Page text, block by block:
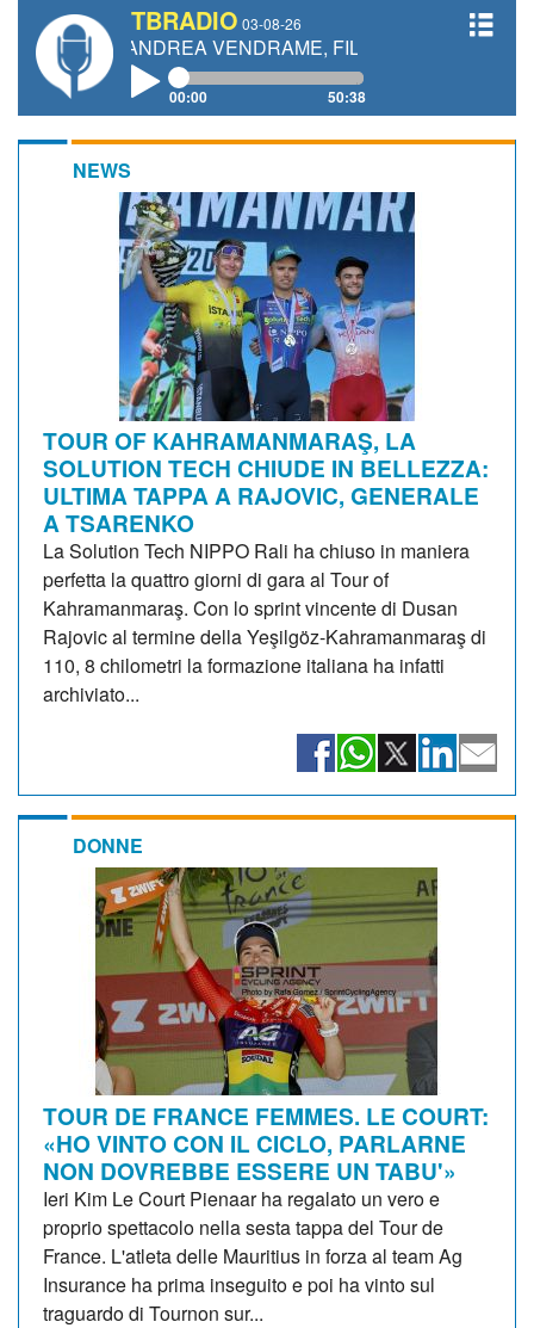
TBRADIO 03-08-26
ANDREA VENDRAME, FILIPPO FIORELLI
00:00 50:38
NEWS
TOUR OF KAHRAMANMARAŞ, LA
SOLUTION TECH CHIUDE IN BELLEZZA:
ULTIMA TAPPA A RAJOVIC, GENERALE
A TSARENKO
La Solution Tech NIPPO Rali ha chiuso in maniera
perfetta la quattro giorni di gara al Tour of
Kahramanmaraş. Con lo sprint vincente di Dusan
Rajovic al termine della Yeşilgöz-Kahramanmaraş di
110, 8 chilometri la formazione italiana ha infatti
archiviato...
DONNE
TOUR DE FRANCE FEMMES. LE COURT:
«HO VINTO CON IL CICLO, PARLARNE
NON DOVREBBE ESSERE UN TABU'»
Ieri Kim Le Court Pienaar ha regalato un vero e
proprio spettacolo nella sesta tappa del Tour de
France. L'atleta delle Mauritius in forza al team Ag
Insurance ha prima inseguito e poi ha vinto sul
traguardo di Tournon sur...